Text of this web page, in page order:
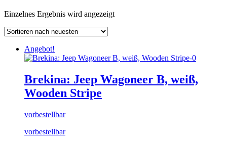
Einzelnes Ergebnis wird angezeigt
Angebot!
Brekina: Jeep Wagoneer B, weiß,
Wooden Stripe
vorbestellbar
vorbestellbar